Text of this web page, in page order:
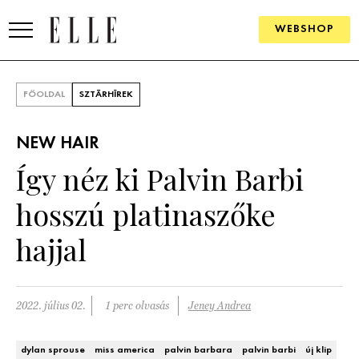
WEBSHOP
SZÉPSÉG
PSZICHÉ
ÉLETMÓD
PÁRKAPCSOLAT
FŐOLDAL SZTÁRHÍREK
NEW HAIR
Így néz ki Palvin Barbi
hosszú platinaszőke
hajjal
2022. július 02. 1 perc olvasás Jeney Andrea
dylan sprouse miss america palvin barbara palvin barbi
új klip